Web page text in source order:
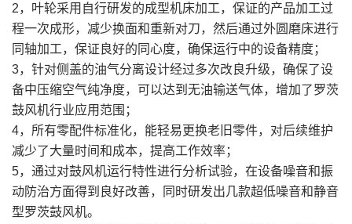
2，叶轮采用自行研发的成型机床加工，保证的产品加工过
程一次成形，减少换面和重新对刀，然后通过外圆磨床进行
同轴加工，保证良好的同心度，确保运行中的设备精度；
3，针对侧盖的油气分离设计经过多次改良升级，确保了设
备中压缩空气纯净度，可以达到无油输送气体，增加了罗茨
鼓风机行业应用范围；
4，所有零配件标准化，能轻易更换老旧零件，对后续维护
减少了大量时间和成本，提高工作效率；
5，通过对鼓风机运行特性进行分析试验，在设备噪音和振
动防治方面得到良好改善，同时研发出几款超低噪音和静音
型罗茨鼓风机。